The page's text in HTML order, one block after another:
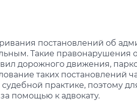
постановлений об
Такие
дорожного движения,
таких постановлений
практике, поэтому
помощью к адвокату.